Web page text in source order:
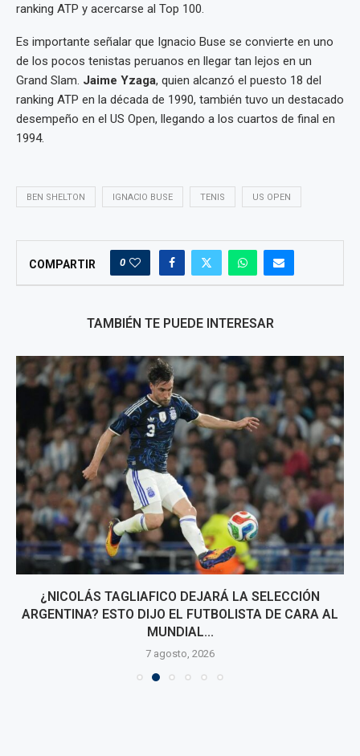
ranking ATP y acercarse al Top 100.
Es importante señalar que Ignacio Buse se convierte en uno
de los pocos tenistas peruanos en llegar tan lejos en un
Grand Slam. Jaime Yzaga, quien alcanzó el puesto 18 del
ranking ATP en la década de 1990, también tuvo un destacado
desempeño en el US Open, llegando a los cuartos de final en
1994.
BEN SHELTON IGNACIO BUSE TENIS US OPEN
COMPARTIR 0
TAMBIÉN TE PUEDE INTERESAR
¿NICOLÁS TAGLIAFICO DEJARÁ LA SELECCIÓN
ARGENTINA? ESTO DIJO EL FUTBOLISTA DE CARA AL
MUNDIAL...
7 agosto, 2026